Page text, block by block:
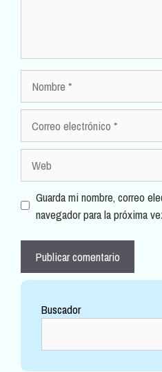
electrónico
Guarda mi nombre, correo
navegador para la próxima
Buscador